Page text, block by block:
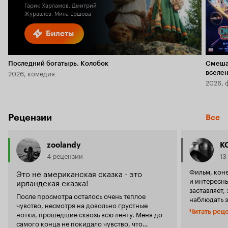
Билеты
Гарик Харламов, Дмитрий
Журавлев, Мила Ершова
Последний богатырь. Колобок
2026, комедия
2026,
Рецензии Все
zoolandy
4 рецензии
Это не американская сказка - это
ирландская сказка!
После просмотра осталось очень теплое
чувство, несмотря на довольно грустные
нотки, прошедшие сквозь всю ленту. Меня до
самого конца не покидало чувство, что
Фильм,
и
заставляет, это
наблюдать
Читать